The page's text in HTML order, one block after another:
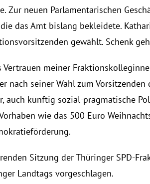
Zur neuen Parlamentarischen
das Amt bislang bekleidete.
gewählt. Schenk
Vertrauen meiner
nach seiner Wahl zum
auch künftig sozial-pragmatische
wie das 500 Euro
Sitzung der Thüringer SPD-
Landtags vorgeschlagen.